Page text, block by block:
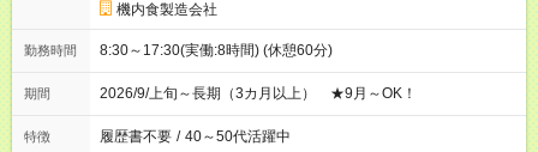
機内食製造会社
勤務時間 8:30～17:30(実働:8時間) (休憩60分)
期間 2026/9/上旬～長期（3カ月以上） ★9月～OK！
特徴 履歴書不要 / 40～50代活躍中